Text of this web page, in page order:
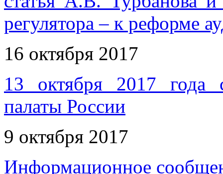
регулятора – к реформе
16 октября 2017
13 октября 2017 года
палаты России
9 октября 2017
Информационное